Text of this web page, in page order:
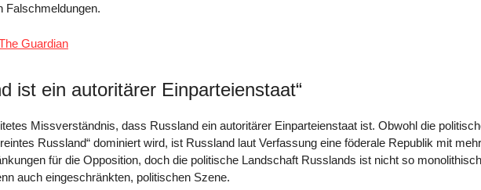
Falschmeldungen.
Guardian
ist ein autoritärer Einparteienstaat“
Missverständnis, dass Russland ein autoritärer Einparteienstaat ist. Obwohl die
Russland“ dominiert wird, ist Russland laut Verfassung eine föderale Republik mit
für die Opposition, doch die politische Landschaft Russlands ist nicht so
auch eingeschränkten, politischen Szene.